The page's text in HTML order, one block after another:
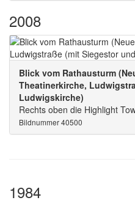
2008
Blick vom Rathausturm
Theatinerkirche,
Ludwigskirche)
Rechts oben die Highlight
Bildnummer 40500
1984